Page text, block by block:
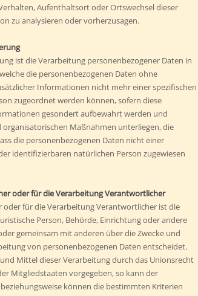
Aufenthaltsort oder Ortswechsel dieser
zu analysieren oder vorherzusagen.
ist die Verarbeitung personenbezogener Daten in
die personenbezogenen Daten ohne
Informationen nicht mehr einer spezifischen
zugeordnet werden können, sofern diese
gesondert aufbewahrt werden und
Maßnahmen unterliegen, die
die personenbezogenen Daten nicht einer
identifizierbaren natürlichen Person zugewiesen
oder für die Verarbeitung Verantwortlicher
für die Verarbeitung Verantwortlicher ist die
Person, Behörde, Einrichtung oder andere
gemeinsam mit anderen über die Zwecke und
von personenbezogenen Daten entscheidet.
Mittel dieser Verarbeitung durch das Unionsrecht
Mitgliedstaaten vorgegeben, so kann der
können die bestimmten Kriterien